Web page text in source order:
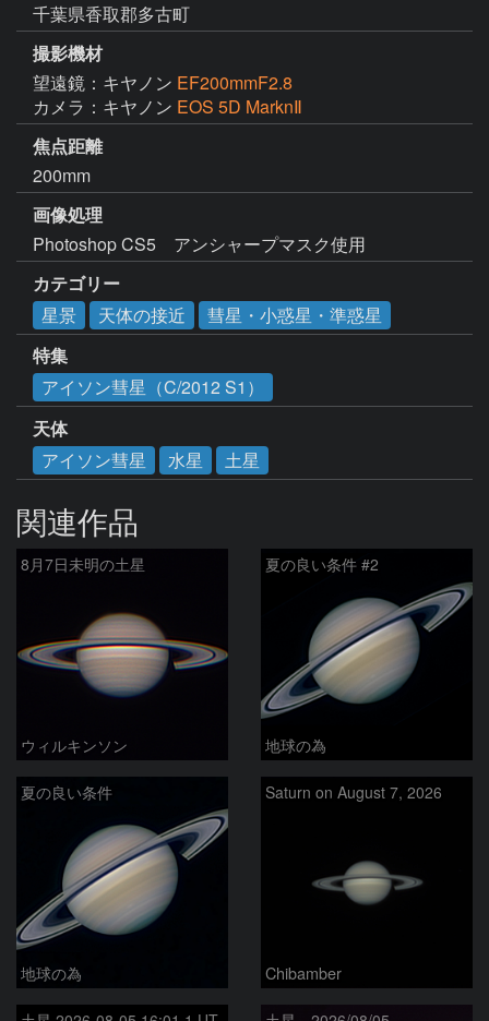
千葉県香取郡多古町
撮影機材
望遠鏡：キヤノン EF200mmF2.8
カメラ：キヤノン EOS 5D MarknⅡ
焦点距離
200mm
画像処理
Photoshop CS5　アンシャープマスク使用
カテゴリー
星景
天体の接近
彗星・小惑星・準惑星
特集
アイソン彗星（C/2012 S1）
天体
アイソン彗星
水星 土星
関連作品
8月7日未明の土星
ウィルキンソン
夏の良い条件 #2
地球の為
夏の良い条件
地球の為
Saturn on August 7, 2026
Chibamber